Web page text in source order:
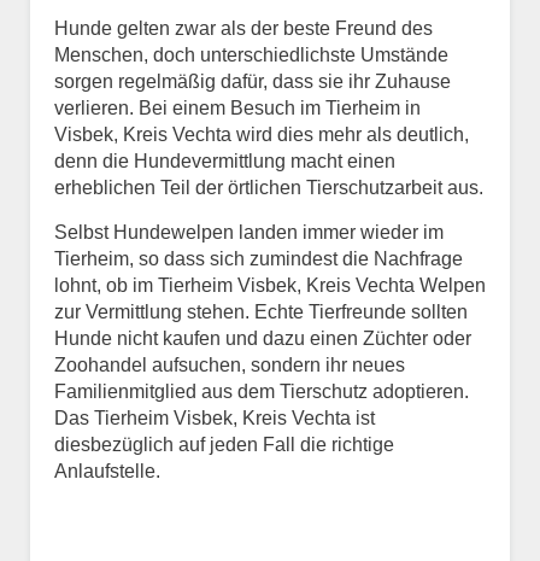
E-Mail*
Informationen über das
Tier.
Art des Tiers*
Name des Tiers
Hunde gelten zwar als der beste Freund des
Menschen, doch unterschiedlichste Umstände
sorgen regelmäßig dafür, dass sie ihr Zuhause
verlieren. Bei einem Besuch im Tierheim in
Visbek, Kreis Vechta wird dies mehr als deutlich,
denn die Hundevermittlung macht einen
erheblichen Teil der örtlichen Tierschutzarbeit aus.
Selbst Hundewelpen landen immer wieder im
Tierheim, so dass sich zumindest die Nachfrage
lohnt, ob im Tierheim Visbek, Kreis Vechta Welpen
zur Vermittlung stehen. Echte Tierfreunde sollten
Hunde nicht kaufen und dazu einen Züchter oder
Zoohandel aufsuchen, sondern ihr neues
Familienmitglied aus dem Tierschutz adoptieren.
Das Tierheim Visbek, Kreis Vechta ist
diesbezüglich auf jeden Fall die richtige
Anlaufstelle.